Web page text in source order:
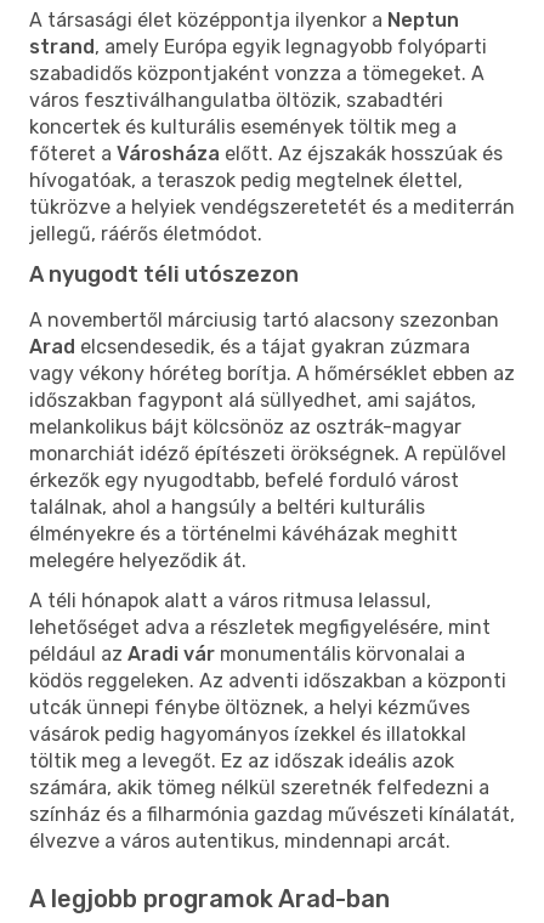
A társasági élet középpontja ilyenkor a Neptun
strand, amely Európa egyik legnagyobb folyóparti
szabadidős központjaként vonzza a tömegeket. A
város fesztiválhangulatba öltözik, szabadtéri
koncertek és kulturális események töltik meg a
főteret a Városháza előtt. Az éjszakák hosszúak és
hívogatóak, a teraszok pedig megtelnek élettel,
tükrözve a helyiek vendégszeretetét és a mediterrán
jellegű, ráérős életmódot.
A nyugodt téli utószezon
A novembertől márciusig tartó alacsony szezonban
Arad elcsendesedik, és a tájat gyakran zúzmara
vagy vékony hóréteg borítja. A hőmérséklet ebben az
időszakban fagypont alá süllyedhet, ami sajátos,
melankolikus bájt kölcsönöz az osztrák-magyar
monarchiát idéző építészeti örökségnek. A repülővel
érkezők egy nyugodtabb, befelé forduló várost
találnak, ahol a hangsúly a beltéri kulturális
élményekre és a történelmi kávéházak meghitt
melegére helyeződik át.
A téli hónapok alatt a város ritmusa lelassul,
lehetőséget adva a részletek megfigyelésére, mint
például az Aradi vár monumentális körvonalai a
ködös reggeleken. Az adventi időszakban a központi
utcák ünnepi fénybe öltöznek, a helyi kézműves
vásárok pedig hagyományos ízekkel és illatokkal
töltik meg a levegőt. Ez az időszak ideális azok
számára, akik tömeg nélkül szeretnék felfedezni a
színház és a filharmónia gazdag művészeti kínálatát,
élvezve a város autentikus, mindennapi arcát.
A legjobb programok Arad-ban